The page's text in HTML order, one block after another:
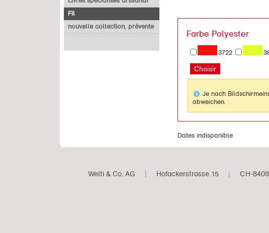
Fil
nouvelle collection, prévente
Farbe Polyester
3722
Je nach
abweichen.
Dates indisponible
Welti & Co. AG | Hofackerstrasse 15 | CH-